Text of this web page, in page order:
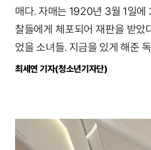
매다. 자매는 1920년 3월 1일에
찰들에게 체포되어 재판을 받았
었을 소녀들. 지금을 있게 해준
최세연 기자(청소년기자단)